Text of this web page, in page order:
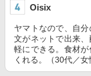
Oisix
ヤマトなので、自
文がネットで出来
軽にできる。食材
くれる。（30代／女